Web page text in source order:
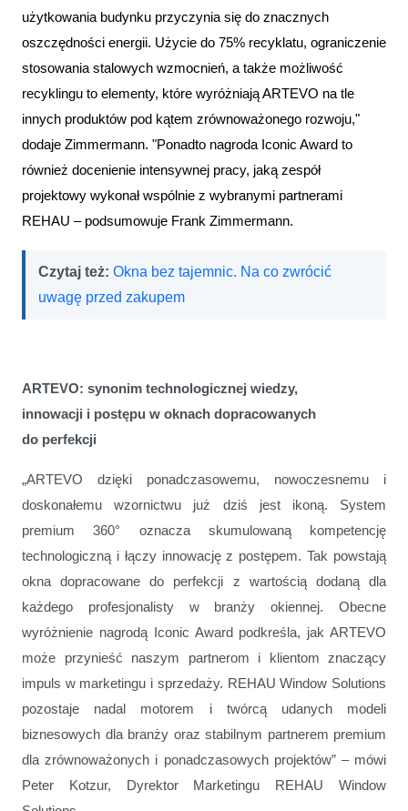
użytkowania budynku przyczynia się do znacznych
oszczędności energii. Użycie do 75% recyklatu, ograniczenie
stosowania stalowych wzmocnień, a także możliwość
recyklingu to elementy, które wyróżniają ARTEVO na tle
innych produktów pod kątem zrównoważonego rozwoju,"
dodaje Zimmermann. "Ponadto nagroda Iconic Award to
również docenienie intensywnej pracy, jaką zespół
projektowy wykonał wspólnie z wybranymi partnerami
REHAU – podsumowuje Frank Zimmermann.
Czytaj też: Okna bez tajemnic. Na co zwrócić
uwagę przed zakupem
ARTEVO: synonim technologicznej wiedzy,
innowacji i postępu w oknach dopracowanych
do perfekcji
„ARTEVO dzięki ponadczasowemu, nowoczesnemu i
doskonałemu wzornictwu już dziś jest ikoną. System
premium 360° oznacza skumulowaną kompetencję
technologiczną i łączy innowację z postępem. Tak powstają
okna dopracowane do perfekcji z wartością dodaną dla
każdego profesjonalisty w branży okiennej. Obecne
wyróżnienie nagrodą Iconic Award podkreśla, jak ARTEVO
może przynieść naszym partnerom i klientom znaczący
impuls w marketingu i sprzedaży. REHAU Window Solutions
pozostaje nadal motorem i twórcą udanych modeli
biznesowych dla branży oraz stabilnym partnerem premium
dla zrównoważonych i ponadczasowych projektów” – mówi
Peter Kotzur, Dyrektor Marketingu REHAU Window